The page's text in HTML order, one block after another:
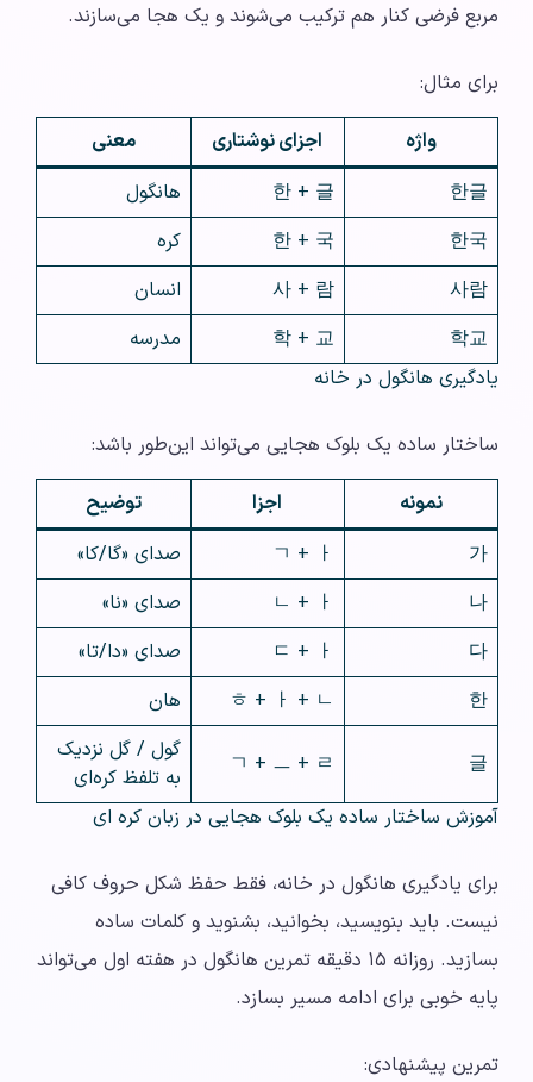
مربع فرضی کنار هم ترکیب می‌شوند و یک هجا می‌سازند.
برای مثال:
واژه اجزای نوشتاری
معنی
한글
한 + 글
هانگول
한국
한 + 국
کره
사람
사 + 람
انسان
학교
학 + 교
مدرسه
یادگیری هانگول در خانه
ساختار ساده یک بلوک هجایی می‌تواند این‌طور باشد:
نمونه اجزا
توضیح
가
ㄱ + ㅏ
صدای «گا/کا»
나
ㄴ + ㅏ
صدای «نا»
다
ㄷ + ㅏ
صدای «دا/تا»
한
ㅎ + ㅏ + ㄴ هان
글
ㄱ + ㅡ + ㄹ
گول / گل نزدیک
به تلفظ کره‌ای
آموزش ساختار ساده یک بلوک هجایی در زبان کره ای
برای یادگیری هانگول در خانه، فقط حفظ شکل حروف کافی
نیست. باید بنویسید، بخوانید، بشنوید و کلمات ساده
بسازید. روزانه ۱۵ دقیقه تمرین هانگول در هفته اول می‌تواند
پایه خوبی برای ادامه مسیر بسازد.
تمرین پیشنهادی: